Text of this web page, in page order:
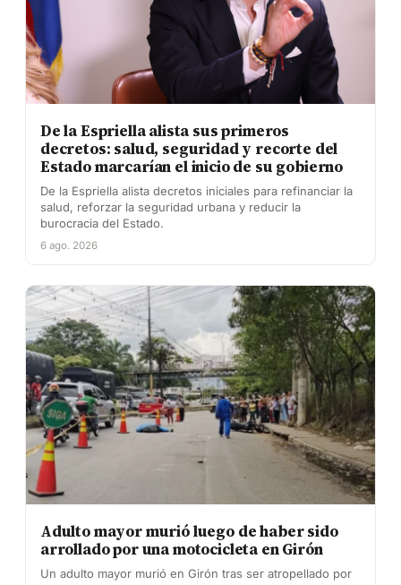
De la Espriella alista sus primeros
decretos: salud, seguridad y recorte del
Estado marcarían el inicio de su gobierno
De la Espriella alista decretos iniciales para refinanciar la
salud, reforzar la seguridad urbana y reducir la
burocracia del Estado.
6 ago. 2026
Adulto mayor murió luego de haber sido
arrollado por una motocicleta en Girón
Un adulto mayor murió en Girón tras ser atropellado por